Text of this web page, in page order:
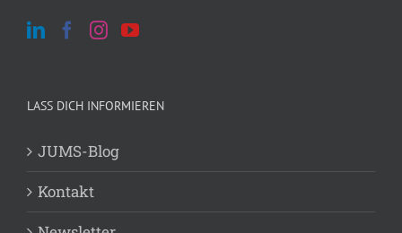
LASS DICH INFORMIEREN
JUMS-Blog
Kontakt